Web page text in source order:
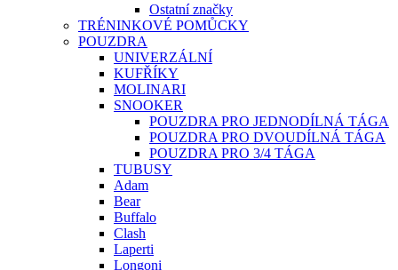
Ostatní značky
TRÉNINKOVÉ POMŮCKY
POUZDRA
UNIVERZÁLNÍ
KUFŘÍKY
MOLINARI
SNOOKER
POUZDRA PRO JEDNODÍLNÁ TÁGA
POUZDRA PRO DVOUDÍLNÁ TÁGA
POUZDRA PRO 3/4 TÁGA
TUBUSY
Adam
Bear
Buffalo
Clash
Laperti
Longoni